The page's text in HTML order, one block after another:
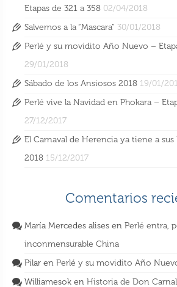
Perlé llegando a la capital de
– ETAPAS de 406 a 411
Etapas de 321 a 358 02/04/2018
Salvemos a la “Mascara” 30/01/2018
Perlé y su movidito Año Nuevo –
29/01/2018
Sábado de los Ansiosos 2018 19/01/
Perlé vive la Navidad en Phokara –
27/12/2017
El Carnaval de Herencia ya tiene a
2018 15/12/2017
Comentarios
María Mercedes alises en Perlé entra,
inconmensurable China
Pilar en Perlé y su movidito Año
Williamesok en Historia de Don